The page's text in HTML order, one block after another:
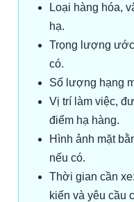
Loại hàng hóa,
hạ.
Trọng lượng
có.
Số lượng hạng
Vị trí làm việc,
điểm hạ hàng.
Hình ảnh mặt
nếu có.
Thời gian cần
kiến và yêu cầu